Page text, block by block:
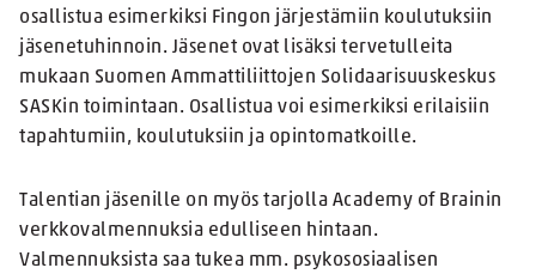
osallistua esimerkiksi Fingon järjestämiin koulutuksiin
jäsenetuhinnoin. Jäsenet ovat lisäksi tervetulleita
mukaan Suomen Ammattiliittojen Solidaarisuuskeskus
SASKin toimintaan. Osallistua voi esimerkiksi erilaisiin
tapahtumiin, koulutuksiin ja opintomatkoille.
Talentian jäsenille on myös tarjolla Academy of Brainin
verkkovalmennuksia edulliseen hintaan.
Valmennuksista saa tukea mm. psykososiaalisen